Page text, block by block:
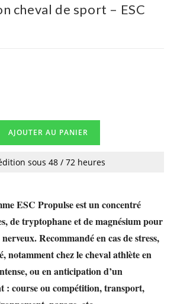
cheval de sport – ESC
AJOUTER AU PANIER
sous 48 / 72 heures
ESC Propulse est un concentré
de tryptophane et de magnésium pour
Recommandé en cas de stress,
notamment chez le cheval athlète en
ou en anticipation d’un
: course ou compétition, transport,